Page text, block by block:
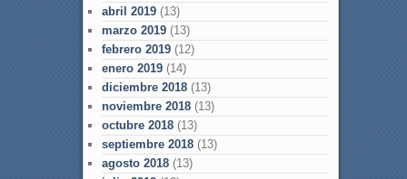
abril 2019(13)
marzo 2019(13)
febrero 2019(12)
enero 2019(14)
diciembre 2018(13)
noviembre 2018(13)
octubre 2018(13)
septiembre 2018(13)
agosto 2018(13)